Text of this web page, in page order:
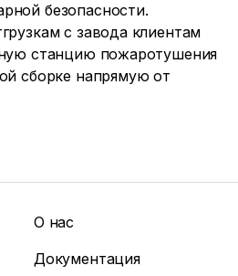
безопасности.
с завода клиентам
станцию пожаротушения
сборке напрямую от
О нас
Документация